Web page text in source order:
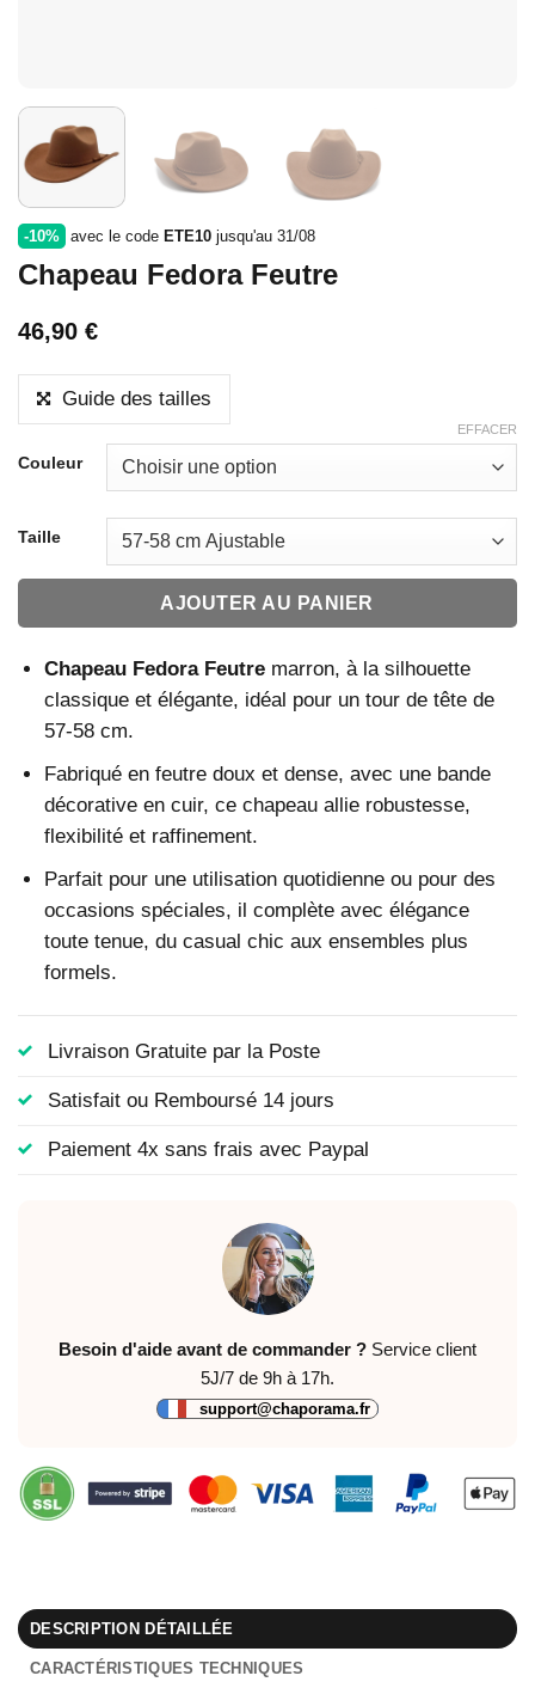
-10% avec le code ETE10 jusqu'au 31/08
Chapeau Fedora Feutre
46,90 €
Guide des tailles
Couleur
Taille
EFFACER
AJOUTER AU PANIER
Chapeau Fedora Feutremarron, à la silhouette
classique et élégante, idéal pour un tour de tête de
57-58 cm.
Fabriqué en feutre doux et dense, avec une bande
décorative en cuir, ce chapeau allie robustesse,
flexibilité et raffinement.
Parfait pour une utilisation quotidienne ou pour des
occasions spéciales, il complète avec élégance
toute tenue, du casual chic aux ensembles plus
formels.
Livraison Gratuite par la Poste
Satisfait ou Remboursé 14 jours
Paiement 4x sans frais avec Paypal
Besoin d'aide avant de commander ? Service client
5J/7 de 9h à 17h.
support@chaporama.fr
DESCRIPTION DÉTAILLÉE
CARACTÉRISTIQUES TECHNIQUES